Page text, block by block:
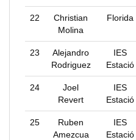
22
Christian
Molina
Florida
23
Alejandro
Rodriguez
IES
Estació
24
Joel
Revert
IES
Estació
25
Ruben
Amezcua
IES
Estació